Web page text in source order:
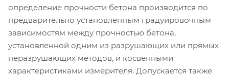
определение прочности бетона производится по
предварительно установленным градуировочным
зависимостям между прочностью бетона,
установленной одним из разрушающих или прямых
неразрушающих методов, и косвенными
характеристиками измерителя. Допускается также